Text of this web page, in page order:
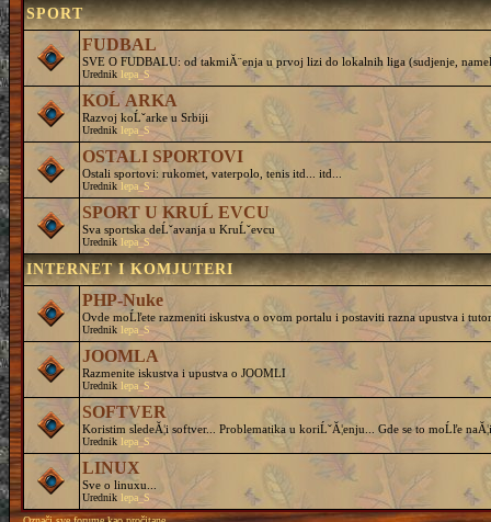
SPORT
FUDBAL
SVE O FUDBALU: od takmiĂ¨enja u prvoj lizi do lokalnih liga (sudjenje,
Urednik lepa_S
KOĹ ARKA
Razvoj koĹˇarke u Srbiji
Urednik lepa_S
OSTALI SPORTOVI
Ostali sportovi: rukomet, vaterpolo, tenis itd... itd...
Urednik lepa_S
SPORT U KRUĹ EVCU
Sva sportska deĹˇavanja u KruĹˇevcu
Urednik lepa_S
INTERNET I KOMJUTERI
PHP-Nuke
Ovde moĹľete razmeniti iskustva o ovom portalu i postaviti razna upustva i
Urednik lepa_S
JOOMLA
Razmenite iskustva i upustva o JOOMLI
Urednik lepa_S
SOFTVER
Koristim sledeĂ¦i softver... Problematika u koriĹˇĂ¦enju... Gde se to moĹľe
Urednik lepa_S
LINUX
Sve o linuxu...
Urednik lepa_S